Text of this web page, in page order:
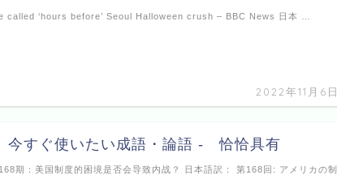
2022年11月6日
called ‘hours before’ Seoul Halloween crush – BBC News 日本 …
すぐ使いたい成語・論語 - 恰恰具有
期：美国制度的困境是否会导致内战？ 日本語訳： 第168回: アメリカの制